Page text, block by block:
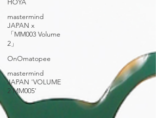
HOYA
mastermind
JAPAN x
「MM003 Volume
2」
OnOmatopee
mastermind
JAPAN 'VOLUME
2 MM005'